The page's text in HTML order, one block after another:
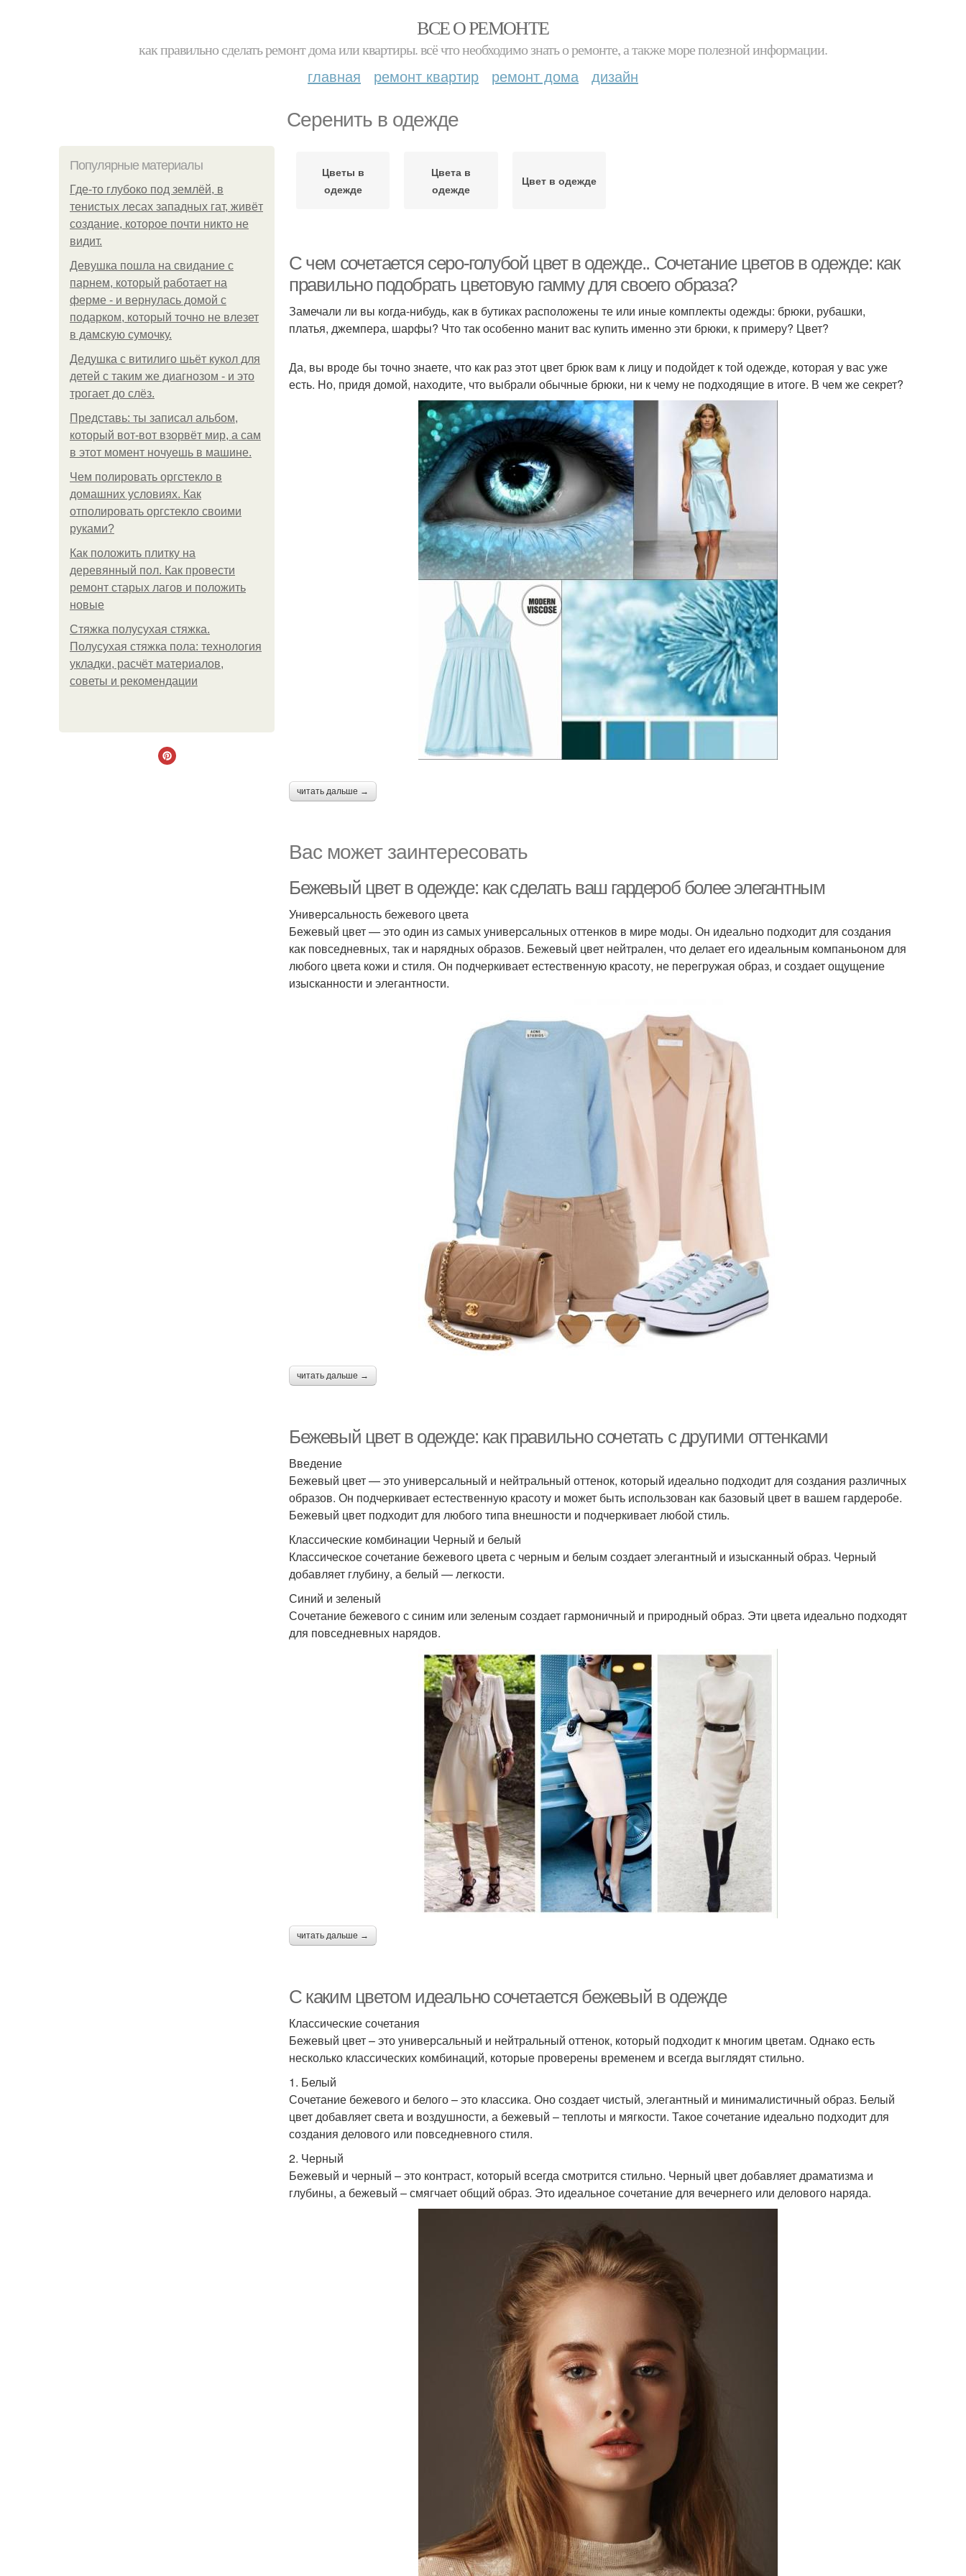
ВСЕ О РЕМОНТЕ
как правильно сделать ремонт дома или квартиры. всё что необходимо знать о ремонте, а также море полезной информации.
главная ремонт квартир ремонт дома дизайн
Серенить в одежде
Популярные материалы
Где-то глубоко под землёй, в
тенистых лесах западных гат, живёт
создание, которое почти никто не
видит.
Девушка пошла на свидание с
парнем, который работает на
ферме - и вернулась домой с
подарком, который точно не влезет
в дамскую сумочку.
Дедушка с витилиго шьёт кукол для
детей с таким же диагнозом - и это
трогает до слёз.
Представь: ты записал альбом,
который вот-вот взорвёт мир, а сам
в этот момент ночуешь в машине.
Чем полировать оргстекло в
домашних условиях. Как
отполировать оргстекло своими
руками?
Как положить плитку на
деревянный пол. Как провести
ремонт старых лагов и положить
новые
Стяжка полусухая стяжка.
Полусухая стяжка пола: технология
укладки, расчёт материалов,
советы и рекомендации
Цветы в
одежде
Цвета в
одежде
Цвет в одежде
С чем сочетается серо-голубой цвет в одежде.. Сочетание цветов в одежде: как
правильно подобрать цветовую гамму для своего образа?
Замечали ли вы когда-нибудь, как в бутиках расположены те или иные комплекты одежды: брюки, рубашки,
платья, джемпера, шарфы? Что так особенно манит вас купить именно эти брюки, к примеру? Цвет?
Да, вы вроде бы точно знаете, что как раз этот цвет брюк вам к лицу и подойдет к той одежде, которая у вас уже
есть. Но, придя домой, находите, что выбрали обычные брюки, ни к чему не подходящие в итоге. В чем же секрет?
читать дальше →
Вас может заинтересовать
Бежевый цвет в одежде: как сделать ваш гардероб более элегантным
Универсальность бежевого цвета
Бежевый цвет — это один из самых универсальных оттенков в мире моды. Он идеально подходит для создания
как повседневных, так и нарядных образов. Бежевый цвет нейтрален, что делает его идеальным компаньоном для
любого цвета кожи и стиля. Он подчеркивает естественную красоту, не перегружая образ, и создает ощущение
изысканности и элегантности.
читать дальше →
Бежевый цвет в одежде: как правильно сочетать с другими оттенками
Введение
Бежевый цвет — это универсальный и нейтральный оттенок, который идеально подходит для создания различных
образов. Он подчеркивает естественную красоту и может быть использован как базовый цвет в вашем гардеробе.
Бежевый цвет подходит для любого типа внешности и подчеркивает любой стиль.
Классические комбинации Черный и белый
Классическое сочетание бежевого цвета с черным и белым создает элегантный и изысканный образ. Черный
добавляет глубину, а белый — легкости.
Синий и зеленый
Сочетание бежевого с синим или зеленым создает гармоничный и природный образ. Эти цвета идеально подходят
для повседневных нарядов.
читать дальше →
С каким цветом идеально сочетается бежевый в одежде
Классические сочетания
Бежевый цвет – это универсальный и нейтральный оттенок, который подходит к многим цветам. Однако есть
несколько классических комбинаций, которые проверены временем и всегда выглядят стильно.
1. Белый
Сочетание бежевого и белого – это классика. Оно создает чистый, элегантный и минималистичный образ. Белый
цвет добавляет света и воздушности, а бежевый – теплоты и мягкости. Такое сочетание идеально подходит для
создания делового или повседневного стиля.
2. Черный
Бежевый и черный – это контраст, который всегда смотрится стильно. Черный цвет добавляет драматизма и
глубины, а бежевый – смягчает общий образ. Это идеальное сочетание для вечернего или делового наряда.